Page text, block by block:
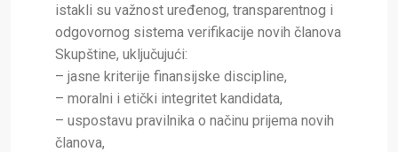
istakli su važnost uređenog, transparentnog i
odgovornog sistema verifikacije novih članova
Skupštine, uključujući:
– jasne kriterije finansijske discipline,
– moralni i etički integritet kandidata,
– uspostavu pravilnika o načinu prijema novih
članova,